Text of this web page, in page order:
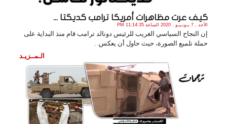
كيف عرت مظاهرات أمريكا ترامب كديكتا ...
الأحد , 7 يـونـيـو , 2020 الساعة 11:14:35 PM
إن النجاح السياسي الغريب للرئيس دونالد ترامب قام منذ البداية على
حملة تلميع الصورة، حيث حاول أن يعكس. .
الـمــزيـد